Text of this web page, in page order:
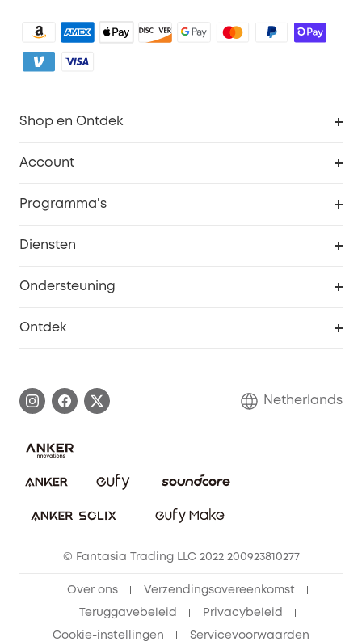
Shop en Ontdek
Account
Programma's
Diensten
Ondersteuning
Ontdek
Contact
Netherlands
© Fantasia Trading LLC 2022 200923810277
Over ons Verzendingsovereenkomst
Teruggavebeleid Privacybeleid
Cookie-instellingen Servicevoorwaarden